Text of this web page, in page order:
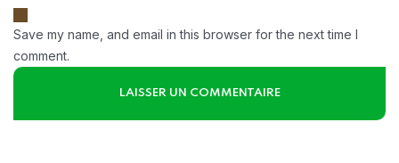
Save my name, and email in this browser for the next time I
comment.